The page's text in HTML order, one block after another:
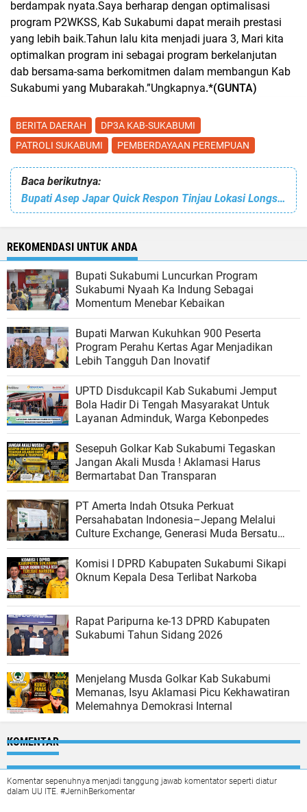
berdampak nyata.Saya berharap dengan optimalisasi
program P2WKSS, Kab Sukabumi dapat meraih prestasi
yang lebih baik.Tahun lalu kita menjadi juara 3, Mari kita
optimalkan program ini sebagai program berkelanjutan
dab bersama-sama berkomitmen dalam membangun Kab
Sukabumi yang Mubarakah.”Ungkapnya.*(GUNTA)
BERITA DAERAH
DP3A KAB-SUKABUMI
PATROLI SUKABUMI
PEMBERDAYAAN PEREMPUAN
Baca berikutnya:
Bupati Asep Japar Quick Respon Tinjau Lokasi Longsor Di Bojonggenteng Dan Salurkan Bantuan Untuk Korban
REKOMENDASI UNTUK ANDA
Bupati Sukabumi Luncurkan Program
Sukabumi Nyaah Ka Indung Sebagai
Momentum Menebar Kebaikan
Bupati Marwan Kukuhkan 900 Peserta
Program Perahu Kertas Agar Menjadikan
Lebih Tangguh Dan Inovatif
UPTD Disdukcapil Kab Sukabumi Jemput
Bola Hadir Di Tengah Masyarakat Untuk
Layanan Adminduk, Warga Kebonpedes
Sesepuh Golkar Kab Sukabumi Tegaskan
Jangan Akali Musda ! Aklamasi Harus
Bermartabat Dan Transparan
PT Amerta Indah Otsuka Perkuat
Persahabatan Indonesia–Jepang Melalui
Culture Exchange, Generasi Muda Bersatu
Wujudkan Masa Depan Berkelanjutan
Komisi I DPRD Kabupaten Sukabumi Sikapi
Oknum Kepala Desa Terlibat Narkoba
Rapat Paripurna ke-13 DPRD Kabupaten
Sukabumi Tahun Sidang 2026
Menjelang Musda Golkar Kab Sukabumi
Memanas, Isyu Aklamasi Picu Kekhawatiran
Melemahnya Demokrasi Internal
KOMENTAR
Komentar sepenuhnya menjadi tanggung jawab komentator seperti diatur
dalam UU ITE. #JernihBerkomentar